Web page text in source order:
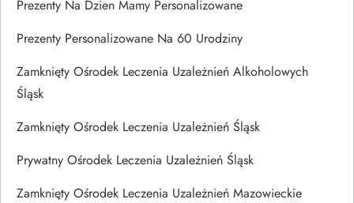
Prezenty Na Dzien Mamy Personalizowane
Prezenty Personalizowane Na 60 Urodziny
Zamknięty Ośrodek Leczenia Uzależnień Alkoholowych
Śląsk
Zamknięty Ośrodek Leczenia Uzależnień Śląsk
Prywatny Ośrodek Leczenia Uzależnień Śląsk
Zamknięty Ośrodek Leczenia Uzależnień Mazowieckie